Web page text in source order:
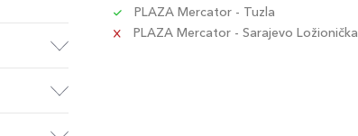
PLAZA Mercator - Tuzla
PLAZA Mercator - Sarajevo Ložionička